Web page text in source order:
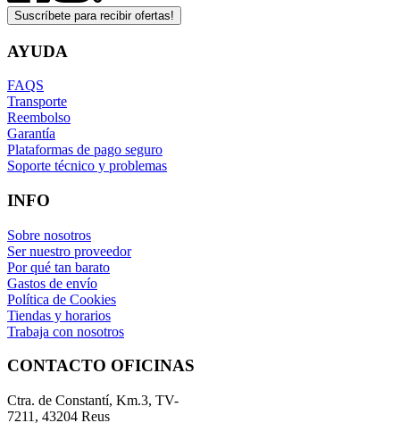
Suscríbete para recibir ofertas!
AYUDA
FAQS
Transporte
Reembolso
Garantía
Plataformas de pago seguro
Soporte técnico y problemas
INFO
Sobre nosotros
Ser nuestro proveedor
Por qué tan barato
Gastos de envío
Política de Cookies
Tiendas y horarios
Trabaja con nosotros
CONTACTO OFICINAS
Ctra. de Constantí, Km.3, TV-
7211, 43204 Reus